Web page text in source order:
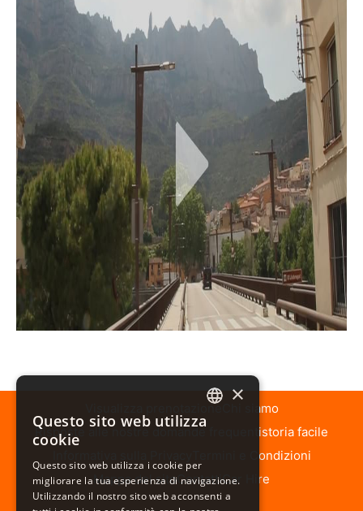
Visualizza prenotazione
Chi siamo
Risposte alle nostre domande frequentistoria facile
Termini e Condizioni
Mappa del sito ContattiCar Hire
ENGLISH
SPANISH
FRENCH
×
Questo sito web utilizza
cookie
Questo sito web utilizza i cookie per
migliorare la tua esperienza di navigazione.
Utilizzando il nostro sito web acconsenti a